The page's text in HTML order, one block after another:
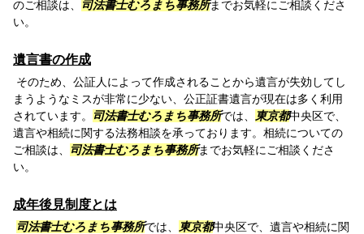
のご相談は、 司法書士むろまち事務所までお気軽にご相談くださ
い。
遺言書の作成
そのため、公証人によって作成されることから遺言が失効してし
まうようなミスが非常に少ない、公正証書遺言が現在は多く利用
されています。
司法書士むろまち事務所では、 東京都中央区で、
遺言や相続に関する法務相談を承っております。相続についての
ご相談は、
司法書士むろまち事務所までお気軽にご相談くださ
い。
成年後見制度とは
司法書士むろまち事務所では、 東京都中央区で、遺言や相続に関